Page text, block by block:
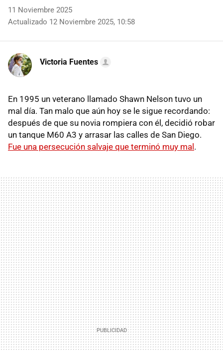
11 Noviembre 2025
Actualizado 12 Noviembre 2025, 10:58
Victoria Fuentes
En 1995 un veterano llamado Shawn Nelson tuvo un
mal día. Tan malo que aún hoy se le sigue recordando:
después de que su novia rompiera con él, decidió robar
un tanque M60 A3 y arrasar las calles de San Diego.
Fue una persecución salvaje que terminó muy mal .